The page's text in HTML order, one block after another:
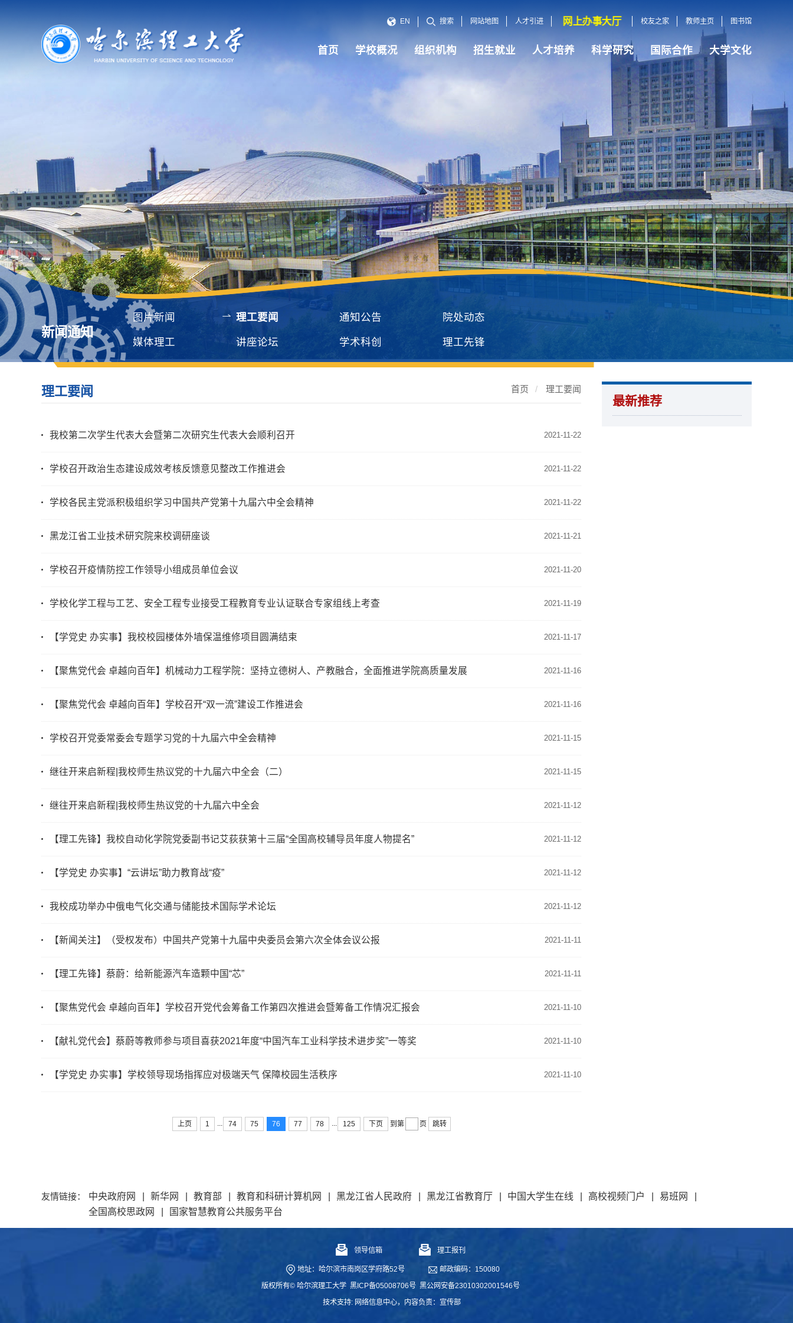
EN 搜索 网站地图 人才引进 网上办事大厅 校友之家 教师主页 图书馆
首页 学校概况 组织机构 招生就业 人才培养 科学研究 国际合作 大学文化
新闻通知
图片新闻 理工要闻 通知公告 院处动态
媒体理工 讲座论坛 学术科创 理工先锋
理工要闻 首页 / 理工要闻
2021-11-22
我校第二次学生代表大会暨第二次研究生代表大会顺利召开
2021-11-22
学校召开政治生态建设成效考核反馈意见整改工作推进会
2021-11-22
学校各民主党派积极组织学习中国共产党第十九届六中全会精神
2021-11-21
黑龙江省工业技术研究院来校调研座谈
2021-11-20
学校召开疫情防控工作领导小组成员单位会议
2021-11-19
学校化学工程与工艺、安全工程专业接受工程教育专业认证联合专家组线上考查
2021-11-17
【学党史 办实事】我校校园楼体外墙保温维修项目圆满结束
2021-11-16
【聚焦党代会 卓越向百年】机械动力工程学院：坚持立德树人、产教融合，全面推进学院高质量发展
2021-11-16
【聚焦党代会 卓越向百年】学校召开“双一流”建设工作推进会
2021-11-15
学校召开党委常委会专题学习党的十九届六中全会精神
2021-11-15
继往开来启新程|我校师生热议党的十九届六中全会（二）
2021-11-12
继往开来启新程|我校师生热议党的十九届六中全会
2021-11-12
【理工先锋】我校自动化学院党委副书记艾荻获第十三届“全国高校辅导员年度人物提名”
2021-11-12
【学党史 办实事】“云讲坛”助力教育战“疫”
2021-11-12
我校成功举办中俄电气化交通与储能技术国际学术论坛
2021-11-11
【新闻关注】（受权发布）中国共产党第十九届中央委员会第六次全体会议公报
2021-11-11
【理工先锋】蔡蔚：给新能源汽车造颗中国“芯”
2021-11-10
【聚焦党代会 卓越向百年】学校召开党代会筹备工作第四次推进会暨筹备工作情况汇报会
2021-11-10
【献礼党代会】蔡蔚等教师参与项目喜获2021年度“中国汽车工业科学技术进步奖”一等奖
2021-11-10
【学党史 办实事】学校领导现场指挥应对极端天气 保障校园生活秩序
上页 1 ... 74 75 76 77 78 ... 125 下页 到第 页 跳转
最新推荐
友情链接： 中央政府网 新华网 教育部 教育和科研计算机网 黑龙江省人民政府 黑龙江省教育厅 中国大学生在线 高校视频门户 易班网
全国高校思政网
国家智慧教育公共服务平台
领导信箱 理工报刊
地址：哈尔滨市南岗区学府路52号
邮政编码：150080
版权所有© 哈尔滨理工大学 黑ICP备05008706号 黑公网安备23010302001546号
技术支持: 网络信息中心，内容负责：宣传部